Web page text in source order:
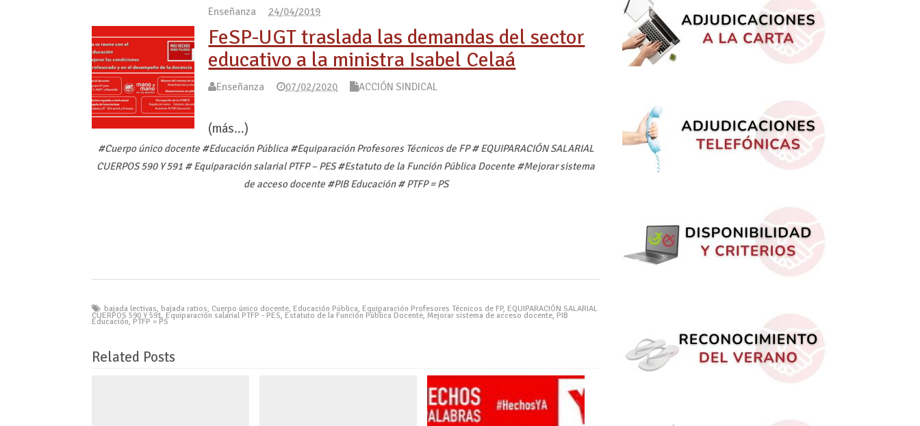
Enseñanza 24/04/2019
FeSP-UGT traslada las demandas del sector
educativo a la ministra Isabel Celaá
Enseñanza 07/02/2020 ACCIÓN SINDICAL
(más…)
#Cuerpo único docente #Educación Pública #Equiparación Profesores Técnicos de FP # EQUIPARACIÓN SALARIAL
CUERPOS 590 Y 591 # Equiparación salarial PTFP – PES #Estatuto de la Función Pública Docente #Mejorar sistema
de acceso docente #PIB Educación # PTFP = PS
bajada lectivas, bajada ratios, Cuerpo único docente, Educación Pública, Equiparación Profesores Técnicos de FP, EQUIPARACIÓN SALARIAL
CUERPOS 590 Y 591, Equiparación salarial PTFP - PES, Estatuto de la Función Pública Docente,Mejorar sistema de acceso docente, PIB
Educación, PTFP = PS
Related Posts